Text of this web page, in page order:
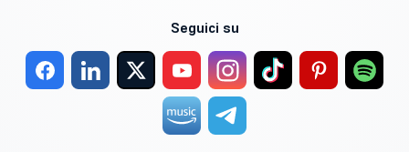
Seguici su